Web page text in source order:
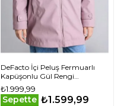
DeFacto İçi Peluş Fermuarlı
Kapüşonlu Gül Rengi
Yağmurluk Kız Çocuk
₺1.999,99
Sepette ₺1.599,99